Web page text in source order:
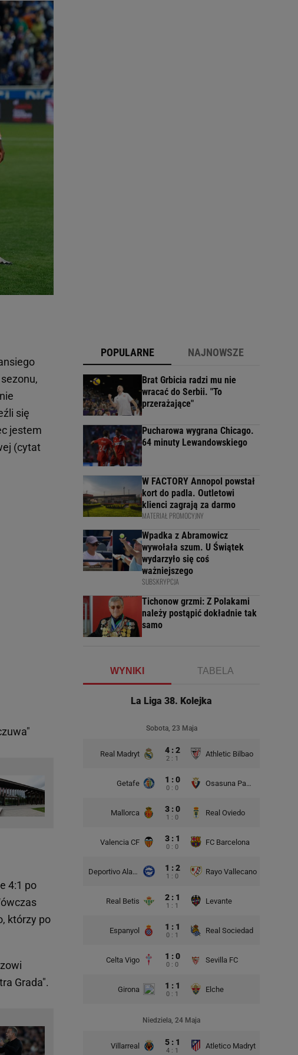
się
jestem
(cytat
4:1 po
którzy po
Grada".
POPULARNE NAJNOWSZE
Brat Grbicia radzi mu nie
wracać do Serbii. "To
przerażające"
Pucharowa wygrana Chicago.
64 minuty Lewandowskiego
W FACTORY Annopol powstał
kort do padla. Outletowi
klienci zagrają za darmo
MATERIAŁ PROMOCYJNY
Wpadka z Abramowicz
wywołała szum. U Świątek
wydarzyło się coś
ważniejszego
SUBSKRYPCJA
Tichonow grzmi: Z Polakami
należy postąpić dokładnie tak
samo
WYNIKI TABELA
La Liga 38. Kolejka
Sobota, 23 Maja
Real Madryt 4 : 2
2 : 1
Athletic Bilbao
Getafe 1 : 0
0 : 0
Osasuna Pampeluna
Mallorca 3 : 0
1 : 0
Real Oviedo
Valencia CF 3 : 1
0 : 0
FC Barcelona
Deportivo Alaves 1 : 2
1 : 0
Rayo Vallecano
Real Betis 2 : 1
1 : 1
Levante
Espanyol 1 : 1
0 : 1
Real Sociedad
Celta Vigo 1 : 0
0 : 0
Sevilla FC
Girona 1 : 1
0 : 1
Elche
Niedziela, 24 Maja
Villarreal 5 : 1
4 : 1
Atletico Madryt